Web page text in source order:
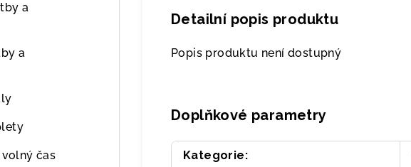
a
a
čas
Detailní popis produktu
Popis produktu není dostupný
Doplňkové parametry
Kategorie: